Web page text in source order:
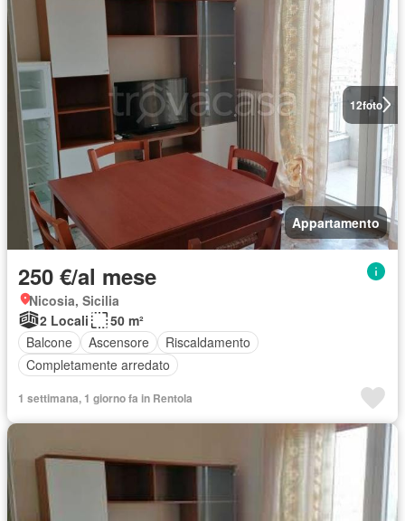
12foto
Appartamento
250 €/al mese
Nicosia, Sicilia
2 Locali
50 m²
Balcone
Ascensore
Riscaldamento
Completamente arredato
1 settimana, 1 giorno fa in Rentola